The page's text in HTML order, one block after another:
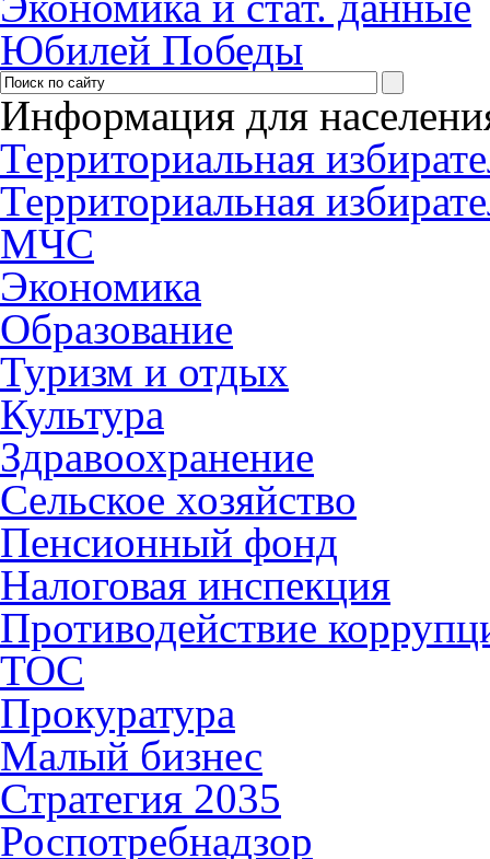
Юбилей Победы
Информация для
Территориальная
Территориальная
МЧС
Экономика
Образование
Туризм и отдых
Культура
Здравоохранение
Сельское хозяйство
Пенсионный фонд
Налоговая инспекция
Противодействие
ТОС
Прокуратура
Малый бизнес
Стратегия 2035
Роспотребнадзор